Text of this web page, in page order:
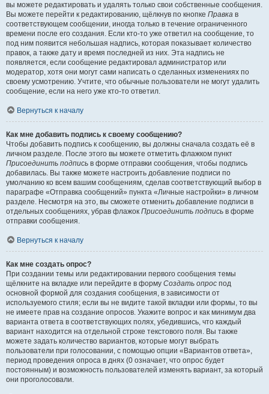
вы можете редактировать и удалять только свои собственные сообщения.
Вы можете перейти к редактированию, щёлкнув по кнопке Правка в
соответствующем сообщении, иногда только в течение ограниченного
времени после его создания. Если кто-то уже ответил на сообщение, то
под ним появится небольшая надпись, которая показывает количество
правок, а также дату и время последней из них. Эта надпись не
появляется, если сообщение редактировал администратор или
модератор, хотя они могут сами написать о сделанных изменениях по
своему усмотрению. Учтите, что обычные пользователи не могут удалить
сообщение, если на него уже кто-то ответил.
Вернуться к началу
Как мне добавить подпись к своему сообщению?
Чтобы добавить подпись к сообщению, вы должны сначала создать её в
личном разделе. После этого вы можете отметить флажком пункт
Присоединить подпись в форме отправки сообщения, чтобы подпись
добавилась. Вы также можете настроить добавление подписи по
умолчанию ко всем вашим сообщениям, сделав соответствующий выбор в
параграфе «Отправка сообщений» пункта «Личные настройки» в личном
разделе. Несмотря на это, вы сможете отменить добавление подписи в
отдельных сообщениях, убрав флажок Присоединить подпись в форме
отправки сообщения.
Вернуться к началу
Как мне создать опрос?
При создании темы или редактировании первого сообщения темы
щёлкните на вкладке или перейдите в форму Создать опрос под
основной формой для создания сообщения, в зависимости от
используемого стиля; если вы не видите такой вкладки или формы, то вы
не имеете прав на создание опросов. Укажите вопрос и как минимум два
варианта ответа в соответствующих полях, убедившись, что каждый
вариант находится на отдельной строке текстового поля. Вы также
можете задать количество вариантов, которые могут выбрать
пользователи при голосовании, с помощью опции «Вариантов ответа»,
период проведения опроса в днях (0 означает, что опрос будет
постоянным) и возможность пользователей изменять вариант, за который
они проголосовали.